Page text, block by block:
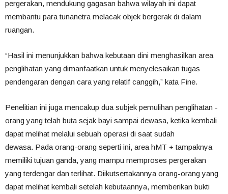
pergerakan, mendukung gagasan bahwa wilayah ini dapat
membantu para tunanetra melacak objek bergerak di dalam
ruangan.
“Hasil ini menunjukkan bahwa kebutaan dini menghasilkan area
penglihatan yang dimanfaatkan untuk menyelesaikan tugas
pendengaran dengan cara yang relatif canggih,” kata Fine.
Penelitian ini juga mencakup dua subjek pemulihan penglihatan -
orang yang telah buta sejak bayi sampai dewasa, ketika kembali
dapat melihat melalui sebuah operasi di saat sudah
dewasa. Pada orang-orang seperti ini, area hMT + tampaknya
memiliki tujuan ganda, yang mampu memproses pergerakan
yang terdengar dan terlihat. Diikutsertakannya orang-orang yang
dapat melihat kembali setelah kebutaannya, memberikan bukti